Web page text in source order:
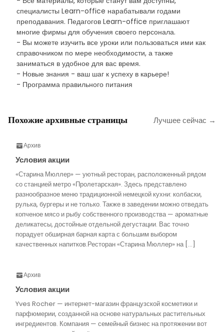
специалисты Learn-office нарабатывали годами
преподавания. Педагогов Learn-office приглашают
многие фирмы для обучения своего персонала.
- Вы можете изучить все уроки или пользоваться ими как
справочником по мере необходимости, а также
заниматься в удобное для вас время.
- Новые знания - ваш шаг к успеху в карьере!
- Программа правильного питания
Похожие архивные страницы Лучшее сейчас →
Архив
Условия акции
«Старина Мюллер» — уютный ресторан, расположенный рядом
со станцией метро «Пролетарская». Здесь представлено
разнообразное меню традиционной немецкой кухни: колбаски,
рулька, бургеры и не только. Также в заведении можно отведать
копченое мясо и рыбу собственного производства — ароматные
деликатесы, достойные отдельной дегустации. Вас точно
порадует обширная барная карта с большим выбором
качественных напитков.Ресторан «Старина Мюллер» на […]
Архив
Условия акции
Yves Rocher — интернет-магазин французской косметики и
парфюмерии, созданной на основе натуральных растительных
ингредиентов. Компания — семейный бизнес на протяжении вот